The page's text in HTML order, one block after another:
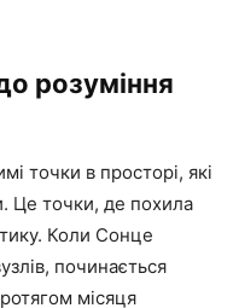
розуміння
точки в просторі, які
Це точки, де похила
Коли Сонце
починається
місяця